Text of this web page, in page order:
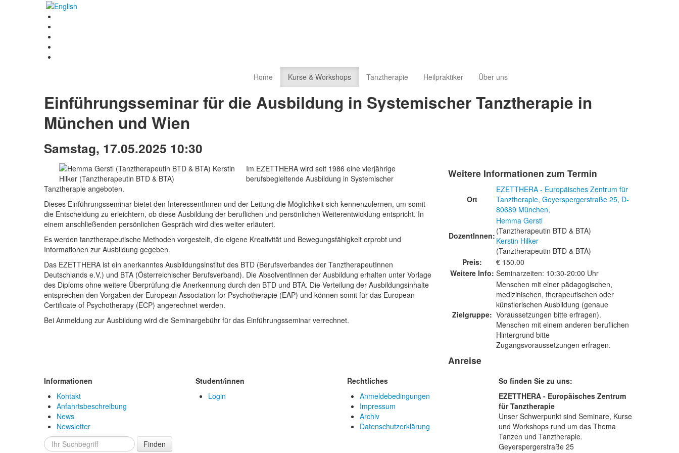
Home Kurse & Workshops Tanztherapie Heilpraktiker Über uns
Einführungsseminar für die Ausbildung in Systemischer Tanztherapie in
München und Wien
Samstag, 17.05.2025 10:30
Im EZETTHERA wird seit 1986 eine vierjährige
berufsbegleitende Ausbildung in Systemischer
Tanztherapie angeboten.
Dieses Einführungsseminar bietet den InteressentInnen und der Leitung die Möglichkeit sich kennenzulernen, um somit
die Entscheidung zu erleichtern, ob diese Ausbildung der beruflichen und persönlichen Weiterentwicklung entspricht. In
einem anschließenden persönlichen Gespräch wird dies weiter erläutert.
Es werden tanztherapeutische Methoden vorgestellt, die eigene Kreativität und Bewegungsfähigkeit erprobt und
Informationen zur Ausbildung gegeben.
Das EZETTHERA ist ein anerkanntes Ausbildungsinstitut des BTD (Berufsverbandes der TanztherapeutInnen
Deutschlands e.V.) und BTA (Österreichischer Berufsverband). Die AbsolventInnen der Ausbildung erhalten unter Vorlage
des Diploms ohne weitere Überprüfung die Anerkennung durch den BTD und BTA. Die Verteilung der Ausbildungsinhalte
entsprechen den Vorgaben der European Association for Psychotherapie (EAP) und können somit für das European
Certificate of Psychotherapy (ECP) angerechnet werden.
Bei Anmeldung zur Ausbildung wird die Seminargebühr für das Einführungsseminar verrechnet.
Weitere Informationen zum Termin
Ort
EZETTHERA - Europäisches Zentrum für
Tanztherapie, Geyerspergerstraße 25, D-
80689 München,
DozentInnen:
Hemma Gerstl
(Tanztherapeutin BTD & BTA)
Kerstin Hilker
(Tanztherapeutin BTD & BTA)
Preis:
€ 150.00
Weitere Info: Seminarzeiten: 10:30-20:00 Uhr
Zielgruppe:
Menschen mit einer pädagogischen,
medizinischen, therapeutischen oder
künstlerischen Ausbildung (genaue
Voraussetzungen bitte erfragen).
Menschen mit einem anderen beruflichen
Hintergrund bitte
Zugangsvoraussetzungen erfragen.
Anreise
Informationen
Kontakt
Anfahrtsbeschreibung
News
Newsletter
Finden
Student/innen
Login
Rechtliches
Anmeldebedingungen
Impressum
Archiv
Datenschutzerklärung
So finden Sie zu uns:
EZETTHERA - Europäisches Zentrum
für Tanztherapie
Unser Schwerpunkt sind Seminare, Kurse
und Workshops rund um das Thema
Tanzen und Tanztherapie.
Geyerspergerstraße 25